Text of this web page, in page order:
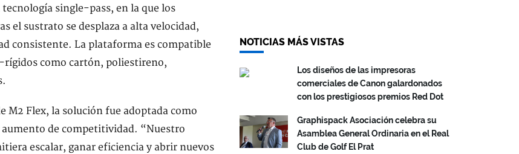
single-pass, en la que los
el sustrato se desplaza a alta velocidad,
consistente. La plataforma es compatible
rígidos como cartón, poliestireno,
M2 Flex, la solución fue adoptada como
de competitividad. “Nuestro
escalar, ganar eficiencia y abrir nuevos
NOTICIAS MÁS VISTAS
Los diseños de las impresoras
comerciales de Canon galardonados
con los prestigiosos premios Red Dot
Graphispack Asociación celebra su
Asamblea General Ordinaria en el Real
Club de Golf El Prat